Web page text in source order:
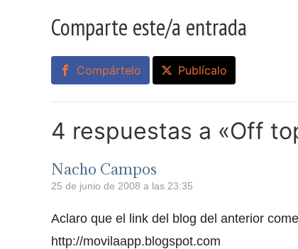
Comparte este/a entrada
Compártelo Publícalo
4 respuestas a «Off
Nacho Campos
25 de junio de 2008 a las 23:35
Aclaro que el link del blog del anterior
http://movilaapp.blogspot.com